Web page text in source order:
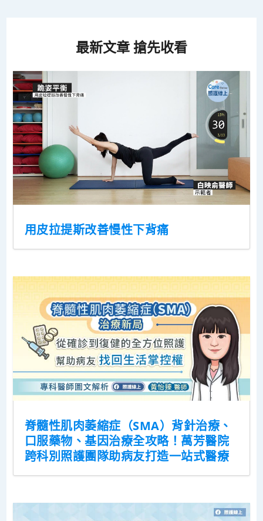
最新文章 搶先收看
用皮拉提斯改善慢性下背痛
脊髓性肌肉萎縮症（SMA）背針治療、
口服藥物、基因治療全攻略！萬芳醫院
跨科別照護團隊助病友打造一站式醫療